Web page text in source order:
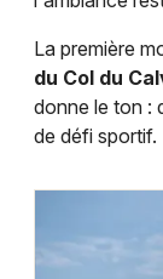
La première
du Col du
donne le ton :
de défi sportif.